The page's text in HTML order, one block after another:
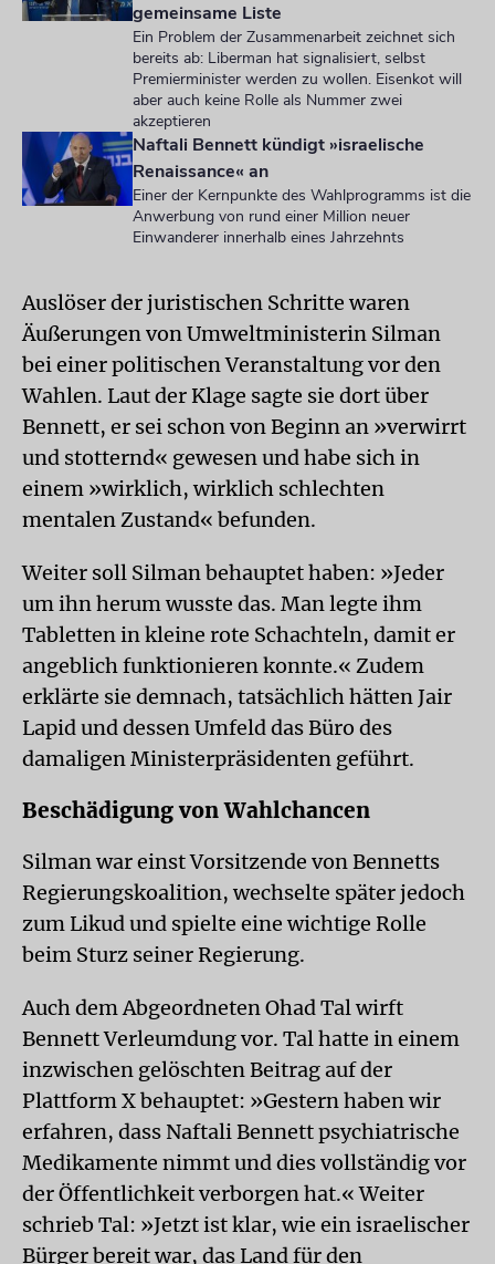
gemeinsame Liste
Ein Problem der Zusammenarbeit zeichnet sich
bereits ab: Liberman hat signalisiert, selbst
Premierminister werden zu wollen. Eisenkot will
aber auch keine Rolle als Nummer zwei
akzeptieren
Naftali Bennett kündigt »israelische
Renaissance« an
Einer der Kernpunkte des Wahlprogramms ist die
Anwerbung von rund einer Million neuer
Einwanderer innerhalb eines Jahrzehnts
Auslöser der juristischen Schritte waren
Äußerungen von Umweltministerin Silman
bei einer politischen Veranstaltung vor den
Wahlen. Laut der Klage sagte sie dort über
Bennett, er sei schon von Beginn an »verwirrt
und stotternd« gewesen und habe sich in
einem »wirklich, wirklich schlechten
mentalen Zustand« befunden.
Weiter soll Silman behauptet haben: »Jeder
um ihn herum wusste das. Man legte ihm
Tabletten in kleine rote Schachteln, damit er
angeblich funktionieren konnte.« Zudem
erklärte sie demnach, tatsächlich hätten Jair
Lapid und dessen Umfeld das Büro des
damaligen Ministerpräsidenten geführt.
Beschädigung von Wahlchancen
Silman war einst Vorsitzende von Bennetts
Regierungskoalition, wechselte später jedoch
zum Likud und spielte eine wichtige Rolle
beim Sturz seiner Regierung.
Auch dem Abgeordneten Ohad Tal wirft
Bennett Verleumdung vor. Tal hatte in einem
inzwischen gelöschten Beitrag auf der
Plattform X behauptet: »Gestern haben wir
erfahren, dass Naftali Bennett psychiatrische
Medikamente nimmt und dies vollständig vor
der Öffentlichkeit verborgen hat.« Weiter
schrieb Tal: »Jetzt ist klar, wie ein israelischer
Bürger bereit war, das Land für den